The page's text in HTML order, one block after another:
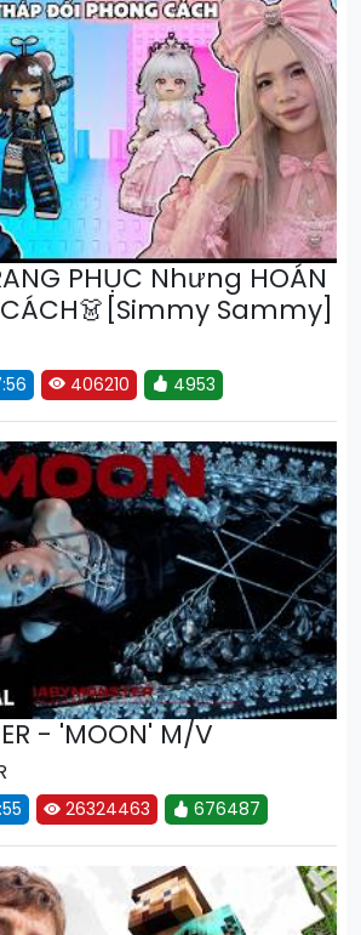
PHỤC Nhưng HOÁN
Sammy]
406210 4953
- 'MOON' M/V
26324463 676487